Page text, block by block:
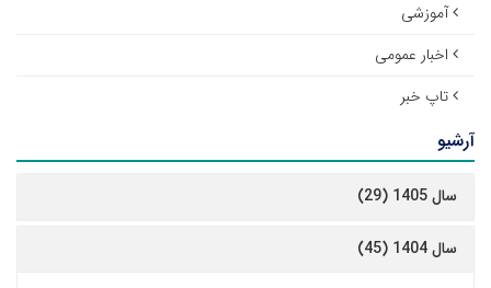
آموزشی
اخبار عمومی
تاپ خبر
آرشیو
سال 1405 (29)
سال 1404 (45)